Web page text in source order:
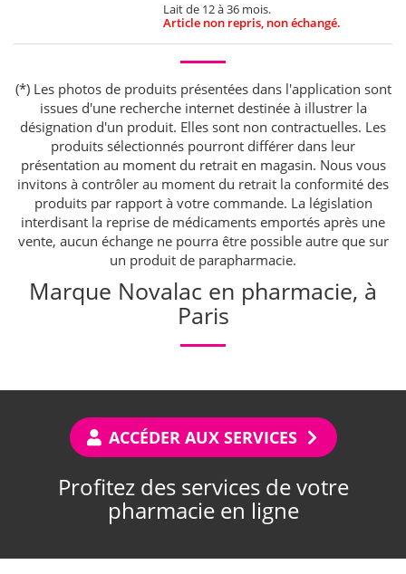
Lait de 12 à 36 mois.
Article non repris, non échangé.
(*) Les photos de produits présentées dans l'application sont
issues d'une recherche internet destinée à illustrer la
désignation d'un produit. Elles sont non contractuelles. Les
produits sélectionnés pourront différer dans leur
présentation au moment du retrait en magasin. Nous vous
invitons à contrôler au moment du retrait la conformité des
produits par rapport à votre commande. La législation
interdisant la reprise de médicaments emportés après une
vente, aucun échange ne pourra être possible autre que sur
un produit de parapharmacie.
Marque Novalac en pharmacie, à
Paris
ACCÉDER AUX SERVICES
Profitez des services de votre
pharmacie en ligne